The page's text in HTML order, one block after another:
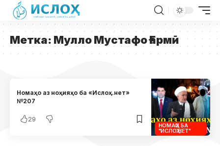
Метка: Мулло Мустафо Ғармӣ
НОМАҲО БА
"ИСЛОҲ.НЕТ"
Номаҳо аз ноҳияҳо ба «Ислоҳ.нет»
№207
29